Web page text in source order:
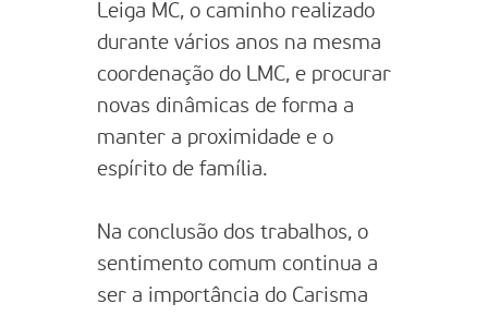
Leiga MC, o caminho realizado
durante vários anos na mesma
coordenação do LMC, e procurar
novas dinâmicas de forma a
manter a proximidade e o
espírito de família.
Na conclusão dos trabalhos, o
sentimento comum continua a
ser a importância do Carisma